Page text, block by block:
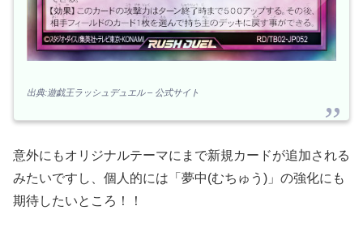
出典:遊戯王ラッシュデュエル – 公式サイト
意外にもオリジナルテーマにまで新規カードが追加される
みたいですし、個人的には「夢中(むちゅう)」の強化にも
期待したいところ！！